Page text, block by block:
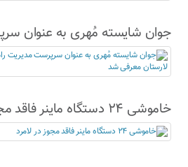
جوان شایسته مُهری به عنوان
راهداری اداره کل راه و
خاموشی ۲۴ دستگاه ماینر فاقد مجوز در لامرد